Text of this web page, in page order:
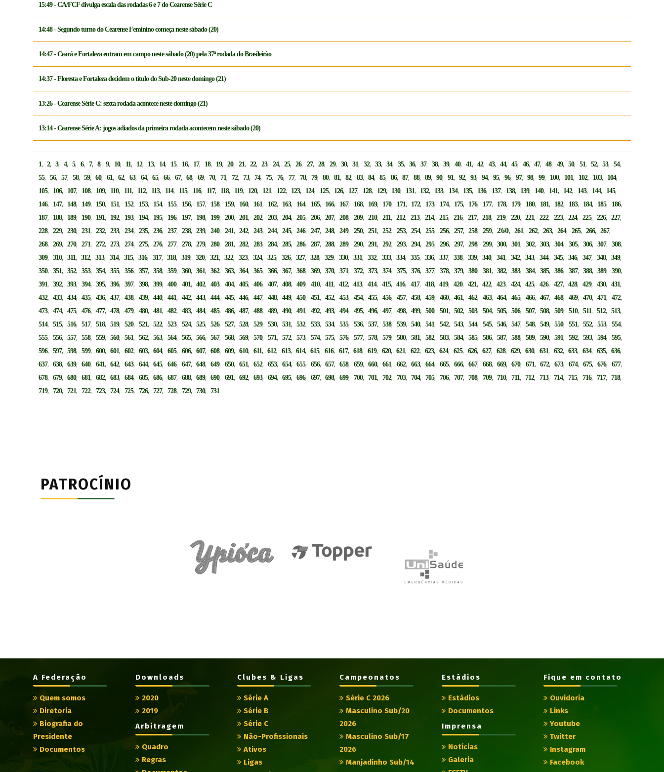
15:49 - CA/FCF divulga escala das rodadas 6 e 7 do Cearense Série C
14:48 - Segundo turno do Cearense Feminino começa neste sábado (20)
14:47 - Ceará e Fortaleza entram em campo neste sábado (20) pela 37ª rodada do Brasileirão
14:37 - Floresta e Fortaleza decidem o título do Sub-20 neste domingo (21)
13:26 - Cearense Série C: sexta rodada acontece neste domingo (21)
13:14 - Cearense Série A: jogos adiados da primeira rodada acontecem neste sábado (20)
1,2,3,4,5,6,7,8,9, 10, 11, 12, 13, 14, 15, 16, 17, 18, 19,20,21,22,23,24,25,26,27,28,29,30,31,32,33,34,35,36,37,38,39,40,41,42,43,44,45,46,47,48,49,50,51,52,53,54,
55,56,57,58,59,60,61,62,63,64,65,66,67,68,69,70,71,72,73,74,75,76,77,78,79,80,81,82,83,84,85,86,87,88,89,90,91,92,93,94,95,96,97,98,99, 100, 101, 102, 103, 104,
105, 106, 107, 108, 109, 110, 111, 112, 113, 114, 115, 116, 117, 118, 119, 120, 121, 122, 123, 124, 125, 126, 127, 128, 129, 130, 131, 132, 133, 134, 135, 136, 137, 138, 139, 140, 141, 142, 143, 144, 145,
146, 147, 148, 149, 150, 151, 152, 153, 154, 155, 156, 157, 158, 159, 160, 161, 162, 163, 164, 165, 166, 167, 168, 169, 170, 171, 172, 173, 174, 175, 176, 177, 178, 179, 180, 181, 182, 183, 184, 185, 186,
187, 188, 189, 190, 191, 192, 193, 194, 195, 196, 197, 198, 199,200,201,202,203,204,205,206,207,208,209,210,211,212,213,214,215,216,217,218,219,220,221,222,223,224,225,226,227,
228,229,230,231,232,233,234,235,236,237,238,239,240,241,242,243,244,245,246,247,248,249,250,251,252,253,254,255,256,257,258,259,260,261,262,263,264,265,266,267,
268,269,270,271,272,273,274,275,276,277,278,279,280,281,282,283,284,285,286,287,288,289,290,291,292,293,294,295,296,297,298,299,300,301,302,303,304,305,306,307,308,
309,310,311,312,313,314,315,316,317,318,319,320,321,322,323,324,325,326,327,328,329,330,331,332,333,334,335,336,337,338,339,340,341,342,343,344,345,346,347,348,349,
350,351,352,353,354,355,356,357,358,359,360,361,362,363,364,365,366,367,368,369,370,371,372,373,374,375,376,377,378,379,380,381,382,383,384,385,386,387,388,389,390,
391,392,393,394,395,396,397,398,399,400,401,402,403,404,405,406,407,408,409,410,411,412,413,414,415,416,417,418,419,420,421,422,423,424,425,426,427,428,429,430,431,
432,433,434,435,436,437,438,439,440,441,442,443,444,445,446,447,448,449,450,451,452,453,454,455,456,457,458,459,460,461,462,463,464,465,466,467,468,469,470,471,472,
473,474,475,476,477,478,479,480,481,482,483,484,485,486,487,488,489,490,491,492,493,494,495,496,497,498,499,500,501,502,503,504,505,506,507,508,509,510,511,512,513,
514,515,516,517,518,519,520,521,522,523,524,525,526,527,528,529,530,531,532,533,534,535,536,537,538,539,540,541,542,543,544,545,546,547,548,549,550,551,552,553,554,
555,556,557,558,559,560,561,562,563,564,565,566,567,568,569,570,571,572,573,574,575,576,577,578,579,580,581,582,583,584,585,586,587,588,589,590,591,592,593,594,595,
596,597,598,599,600,601,602,603,604,605,606,607,608,609,610,611,612,613,614,615,616,617,618,619,620,621,622,623,624,625,626,627,628,629,630,631,632,633,634,635,636,
637,638,639,640,641,642,643,644,645,646,647,648,649,650,651,652,653,654,655,656,657,658,659,660,661,662,663,664,665,666,667,668,669,670,671,672,673,674,675,676,677,
678,679,680,681,682,683,684,685,686,687,688,689,690,691,692,693,694,695,696,697,698,699,700,701,702,703,704,705,706,707,708,709,710,711,712,713,714,715,716,717,718,
719,720,721,722,723,724,725,726,727,728,729,730,731
PATROCÍNIO
A Federação
Quem somos
Diretoria
Biografia do
Presidente
Documentos
Downloads
2020
2019
Arbitragem
Quadro
Regras
Clubes & Ligas
Série A
Série B
Série C
Não-Profissionais
Ativos
Ligas
Campeonatos
Série C 2026
Masculino Sub/20
2026
Masculino Sub/17
2026
Manjadinho Sub/14
Estádios
Estádios
Documentos
Imprensa
Notícias
Galeria
Fique em contato
Ouvidoria
Links
Youtube
Twitter
Instagram
Facebook